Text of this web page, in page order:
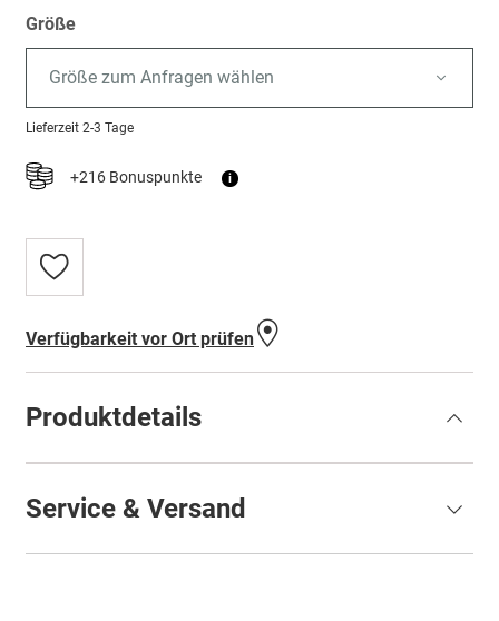
Größe
Größe zum Anfragen wählen
Lieferzeit 2-3 Tage
+216 Bonuspunkte i
Zur
Wunschliste
Verfügbarkeit vor Ort prüfen
Produktdetails
Service & Versand